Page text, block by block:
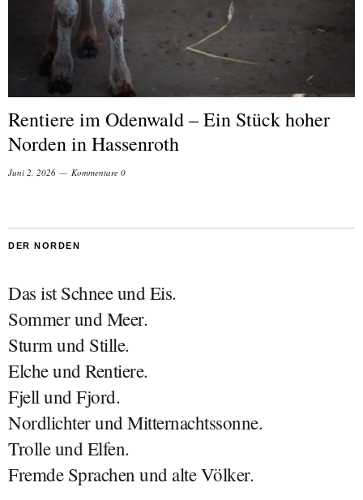
Rentiere im Odenwald – Ein Stück hoher
Norden in Hassenroth
Juni 2, 2026 Kommentare 0
DER NORDEN
Das ist Schnee und Eis.
Sommer und Meer.
Sturm und Stille.
Elche und Rentiere.
Fjell und Fjord.
Nordlichter und Mitternachtssonne.
Trolle und Elfen.
Fremde Sprachen und alte Völker.